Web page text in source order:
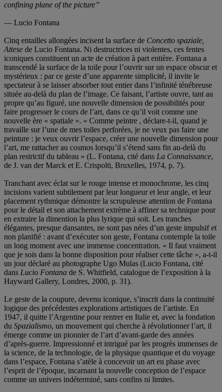
confining plane of the picture”
— Lucio Fontana
Cinq entailles allongées incisent la surface de Concetto spaziale,
Attese de Lucio Fontana. Ni destructrices ni violentes, ces fentes
iconiques constituent un acte de création à part entière. Fontana a
transcendé la surface de la toile pour l’ouvrir sur un espace obscur et
mystérieux : par ce geste d’une apparente simplicité, il invite le
spectateur à se laisser absorber tout entier dans l’infinité ténébreuse
située au-delà du plan de l’image. Ce faisant, l’artiste ouvre, tant au
propre qu’au figuré, une nouvelle dimension de possibilités pour
faire progresser le cours de l’art, dans ce qu’il voit comme une
nouvelle ère « spatiale ». « Comme peintre , déclare-t-il, quand je
travaille sur l’une de mes toiles perforées, je ne veux pas faire une
peinture : je veux ouvrir l’espace, créer une nouvelle dimension pour
l’art, me rattacher au cosmos lorsqu’il s’étend sans fin au-delà du
plan restrictif du tableau » (L. Fontana, cité dans La Connaissance,
de J. van der Marck et E. Crispolti, Bruxelles, 1974, p. 7).
Tranchant avec éclat sur le rouge intense et monochrome, les cinq
incisions varient subtilement par leur longueur et leur angle, et leur
placement rythmique démontre la scrupuleuse attention de Fontana
pour le détail et son attachement extrème à affiner sa technique pour
en extraire la dimention la plus lyrique qui soit. Les tranches
élégantes, presque dansantes, ne sont pas nées d’un geste impulsif et
non planifié : avant d’exécuter son geste, Fontana contemple la toile
un long moment avec une immense concentration. « Il faut vraiment
que je sois dans la bonne disposition pour réaliser cette tâche », a-t-il
un jour déclaré au photographe Ugo Mulas (Lucio Fontana, cité
dans Lucio Fontana de S. Whitfield, catalogue de l’exposition à la
Hayward Gallery, Londres, 2000, p. 31).
Le geste de la coupure, devenu iconique, s’inscrit dans la continuité
logique des précédentes explorations artistiques de l’artiste. En
1947, il quitte l’Argentine pour rentrer en Italie et, avec la fondation
du Spazialismo, un mouvement qui cherche à révolutionner l’art, il
émerge comme un pionnier de l’art d’avant-garde des années
d’après-guerre. Impressionné et intrigué par les progrès immenses de
la science, de la technologie, de la physique quantique et du voyage
dans l’espace, Fontana s’atèle à concevoir un art en phase avec
l’esprit de l’époque, incarnant la nouvelle conception de l’espace
comme un univers indéterminé, sans confins ni limites.